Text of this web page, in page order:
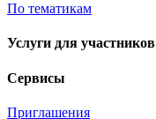
По тематикам
Услуги для участников
Сервисы
Приглашения